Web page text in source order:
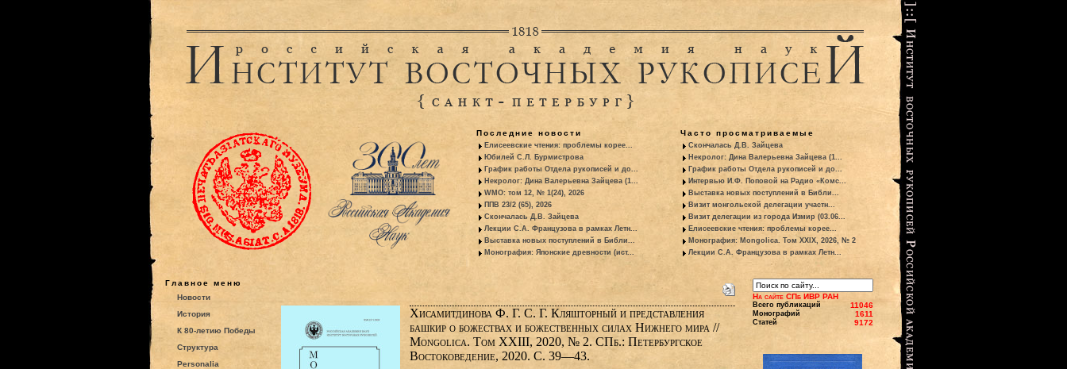
Последние новости
Елисеевские чтения: проблемы корее...
Юбилей С.Л. Бурмистрова
График работы Отдела рукописей и до...
Некролог: Дина Валерьевна Зайцева (1...
WMO: том 12, № 1(24), 2026
ППВ 23/2 (65), 2026
Скончалась Д.В. Зайцева
Лекции С.А. Французова в рамках Летн...
Выставка новых поступлений в Библи...
Монография: Японские древности (ист...
Часто просматриваемые
Скончалась Д.В. Зайцева
Некролог: Дина Валерьевна Зайцева (1...
График работы Отдела рукописей и до...
Интервью И.Ф. Поповой на Радио «Комс...
Выставка новых поступлений в Библи...
Визит монгольской делегации участн...
Визит делегации из города Измир (03.06...
Елисеевские чтения: проблемы корее...
Монография: Mongolica. Том XXIX, 2026, № 2
Лекции С.А. Французова в рамках Летн...
Главное меню
Новости
История
К 80-летию Победы
Структура
Personalia
Хисамитдинова Ф. Г. С. Г. Кляшторный и представления
башкир о божествах и божественных силах Нижнего мира //
Mongolica. Том XXIII, 2020, № 2. СПб.: Петербургское
Востоковедение, 2020. С. 39—43.
На сайте СПб ИВР РАН
Всего публикаций 11046
Монографий 1611
Статей 9172